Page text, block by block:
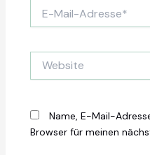
Mail-
Name, E-Mail-
Browser für meinen